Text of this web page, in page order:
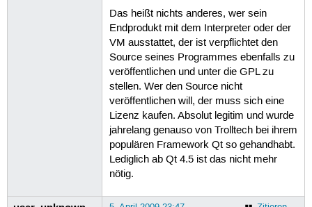
Das heißt nichts anderes, wer sein
Endprodukt mit dem Interpreter oder der
VM ausstattet, der ist verpflichtet den
Source seines Programmes ebenfalls zu
veröffentlichen und unter die GPL zu
stellen. Wer den Source nicht
veröffentlichen will, der muss sich eine
Lizenz kaufen. Absolut legitim und wurde
jahrelang genauso von Trolltech bei ihrem
populären Framework Qt so gehandhabt.
Lediglich ab Qt 4.5 ist das nicht mehr
nötig.